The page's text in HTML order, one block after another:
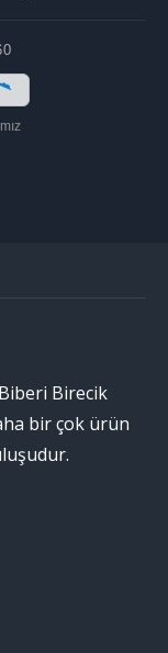
Birecik
bir çok ürün